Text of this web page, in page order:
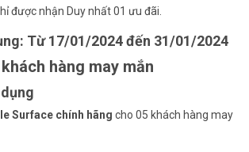
được nhận Duy nhất 01 ưu đãi.
Từ 17/01/2024 đến 31/01/2024
hàng may mắn
Surface chính hãng cho 05 khách hàng may